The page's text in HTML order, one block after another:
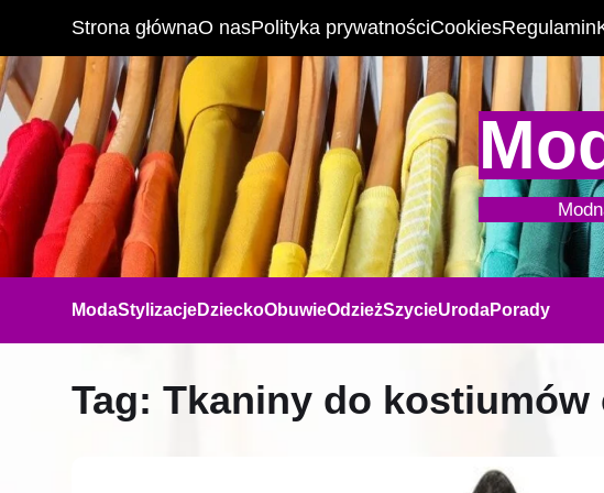
Strona głównaO nasPolityka prywatnościCookiesRegulamin
ModaStylizacjeDzieckoObuwieOdzieżSzycieUrodaPorady
Tag: Tkaniny do kostiumów